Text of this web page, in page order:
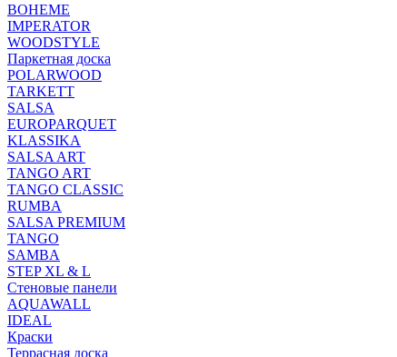
BOHEME
IMPERATOR
WOODSTYLE
Паркетная доска
POLARWOOD
TARKETT
SALSA
EUROPARQUET
KLASSIKA
SALSA ART
TANGO ART
TANGO CLASSIC
RUMBA
SALSA PREMIUM
TANGO
SAMBA
STEP XL & L
Стеновые панели
AQUAWALL
IDEAL
Краски
Террасная доска